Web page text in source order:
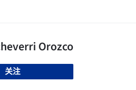
关注